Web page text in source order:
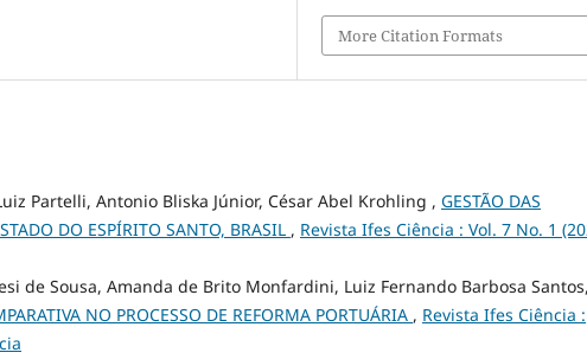
More Citation Formats
Partelli, Antonio Bliska Júnior, César Abel Krohling , GESTÃO DAS
DO ESPÍRITO SANTO, BRASIL , Revista Ifes Ciência : Vol. 7 No. 1
de Sousa, Amanda de Brito Monfardini, Luiz Fernando Barbosa Santos,
NO PROCESSO DE REFORMA PORTUÁRIA , Revista Ifes Ciência :